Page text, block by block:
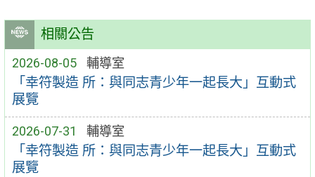
相關公告
2026-08-05 輔導室
「幸符製造 所：與同志青少年一起長大」互動式
展覽
2026-07-31 輔導室
「幸符製造 所：與同志青少年一起長大」互動式
展覽